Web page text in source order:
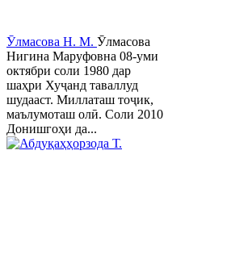
Ӯлмасова Н. М. Ӯлмасова
Нигина Маруфовна 08-уми
октябри соли 1980 дар
шаҳри Хуҷанд таваллуд
шудааст. Миллаташ тоҷик,
маълумоташ олӣ. Соли 2010
Донишгоҳи да...